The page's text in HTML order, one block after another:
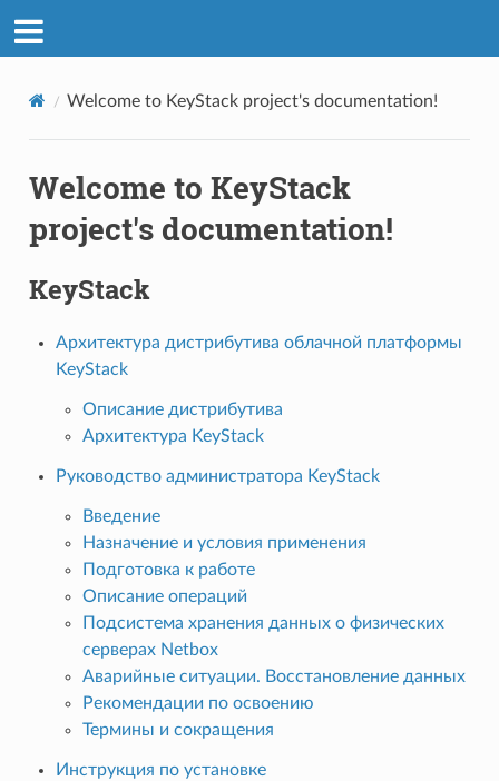
Welcome to KeyStack project's documentation!
Welcome to KeyStack
project's documentation!
KeyStack
Архитектура дистрибутива облачной платформы
KeyStack
Описание дистрибутива
Архитектура KeyStack
Руководство администратора KeyStack
Введение
Назначение и условия применения
Подготовка к работе
Описание операций
Подсистема хранения данных о физических
серверах Netbox
Аварийные ситуации. Восстановление данных
Рекомендации по освоению
Термины и сокращения
Инструкция по установке